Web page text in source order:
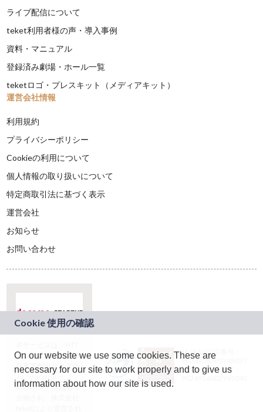
ライブ配信について
teket利用者様の声・導入事例
資料・マニュアル
登録済み劇場・ホール一覧
teketロゴ・プレスキット（メディアキット）
運営会社情報
利用規約
プライバシーポリシー
Cookieの利用について
個人情報の取り扱いについて
特定商取引法に基づく表示
運営会社
お知らせ
お問い合わせ
ドコモグループの新
規事業創出プログラ
ム「docomo
STARTUP」を通じて
JASRAC許諾番号：
9024936001Y45037
JASRAC許諾番号：
On our website we use some cookies. These are
necessary for our site to work properly and to give us
information about how our site is used.